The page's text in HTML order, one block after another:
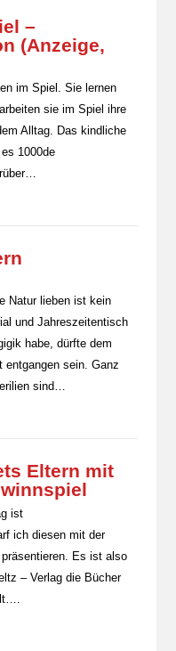
–
(Anzeige,
im Spiel. Sie lernen
sie im Spiel ihre
Alltag. Das kindliche
1000de
Natur lieben ist kein
und Jahreszeitentisch
habe, dürfte dem
entgangen sein. Ganz
sind…
Eltern mit
ist
ich diesen mit der
Es ist also
– Verlag die Bücher